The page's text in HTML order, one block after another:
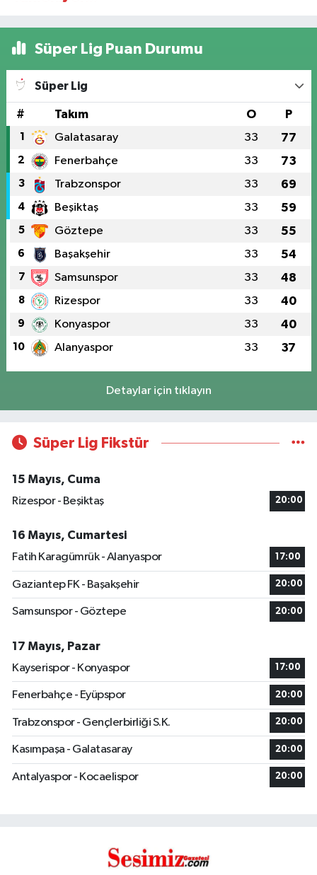
Süper Lig Puan Durumu
Süper Lig
# Takım O P
1 Galatasaray 33 77
2 Fenerbahçe 33 73
3 Trabzonspor 33 69
4 Beşiktaş 33 59
5 Göztepe 33 55
6 Başakşehir 33 54
7 Samsunspor 33 48
8 Rizespor 33 40
9 Konyaspor 33 40
10 Alanyaspor 33 37
Detaylar için tıklayın
Süper Lig Fikstür
15 Mayıs, Cuma
Rizespor - Beşiktaş
20:00
16 Mayıs, Cumartesi
Fatih Karagümrük - Alanyaspor
17:00
Gaziantep FK - Başakşehir 20:00
Samsunspor - Göztepe 20:00
17 Mayıs, Pazar
Kayserispor - Konyaspor
17:00
Fenerbahçe - Eyüpspor 20:00
Trabzonspor - Gençlerbirliği S.K. 20:00
Kasımpaşa - Galatasaray 20:00
Antalyaspor - Kocaelispor 20:00